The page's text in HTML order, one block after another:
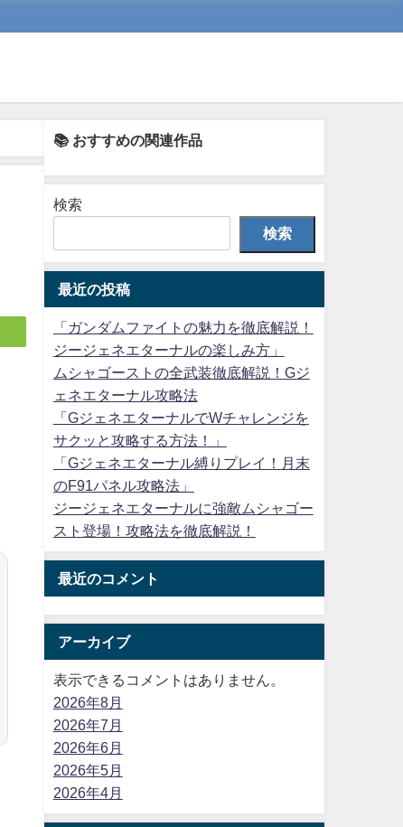
📚 おすすめの関連作品
検索
検索
最近の投稿
「ガンダムファイトの魅力を徹底解説！
ジージェネエターナルの楽しみ方」
ムシャゴーストの全武装徹底解説！Gジ
ェネエターナル攻略法
「GジェネエターナルでWチャレンジを
サクッと攻略する方法！」
「Gジェネエターナル縛りプレイ！月末
のF91パネル攻略法」
ジージェネエターナルに強敵ムシャゴー
スト登場！攻略法を徹底解説！
最近のコメント
アーカイブ
表示できるコメントはありません。
2026年8月
2026年7月
2026年6月
2026年5月
2026年4月